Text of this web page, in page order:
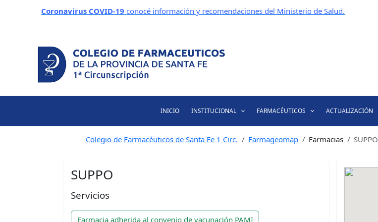
Coronavirus COVID-19 conocé información y recomendaciones del Ministerio de Salud.
INICIO INSTITUCIONAL FARMACÉUTICOS ACTUALIZACIÓN
Colegio de Farmacéuticos de Santa Fe 1 Circ. Farmageomap Farmacias SUPPO
SUPPO
Servicios
Farmacia adherida al convenio de vacunación PAMI